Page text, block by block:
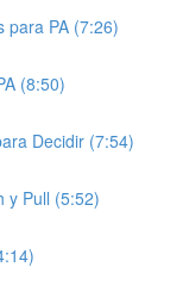
para PA (7:26)
(8:50)
Decidir (7:54)
y Pull (5:52)